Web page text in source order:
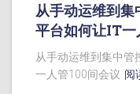
从手动运维到
平台如何让IT一
从手动运维到集中管
一人管100间会议 阅